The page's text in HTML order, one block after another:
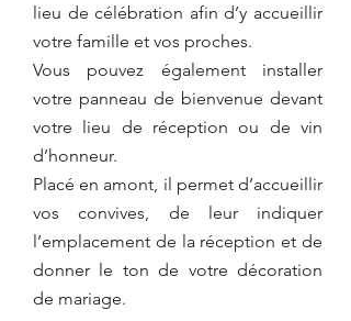
lieu de célébration afin d’y accueillir
votre famille et vos proches.
Vous pouvez également installer
votre panneau de bienvenue devant
votre lieu de réception ou de vin
d’honneur.
Placé en amont, il permet d’accueillir
vos convives, de leur indiquer
l’emplacement de la réception et de
donner le ton de votre décoration
de mariage.